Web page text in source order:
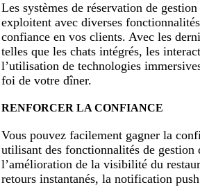
Les systèmes de réservation de
exploitent avec diverses
confiance en vos clients. Avec les
telles que les chats intégrés, les
l’utilisation de technologies
foi de votre dîner.
RENFORCER LA CONFIANCE
Vous pouvez facilement gagner la
utilisant des fonctionnalités de gestion
l’amélioration de la visibilité du
retours instantanés, la notification